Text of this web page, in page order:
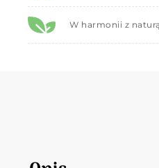
W harmonii z naturą